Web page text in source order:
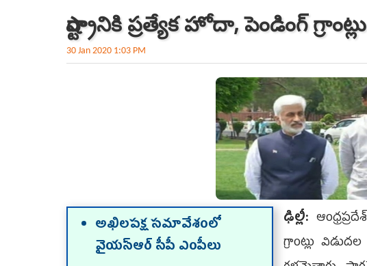
రాష్ట్రానికి ప్రత్యేక హోదా, పెండింగ్‌
30 Jan 2020 1:03 PM
అఖిలపక్ష సమావేశంలో
వైయస్‌ఆర్‌ సీపీ ఎంపీలు
ఢిల్లీ:
గ్రాంట్లు